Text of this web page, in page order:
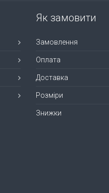
Як замовити
Замовлення
Оплата
Доставка
Розміри
Знижки